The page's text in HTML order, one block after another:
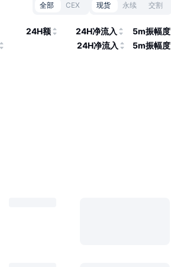
全部 CEX 现货 永续 交割
24H额 24H净流入
5m振幅度
24H净流入 5m振幅度